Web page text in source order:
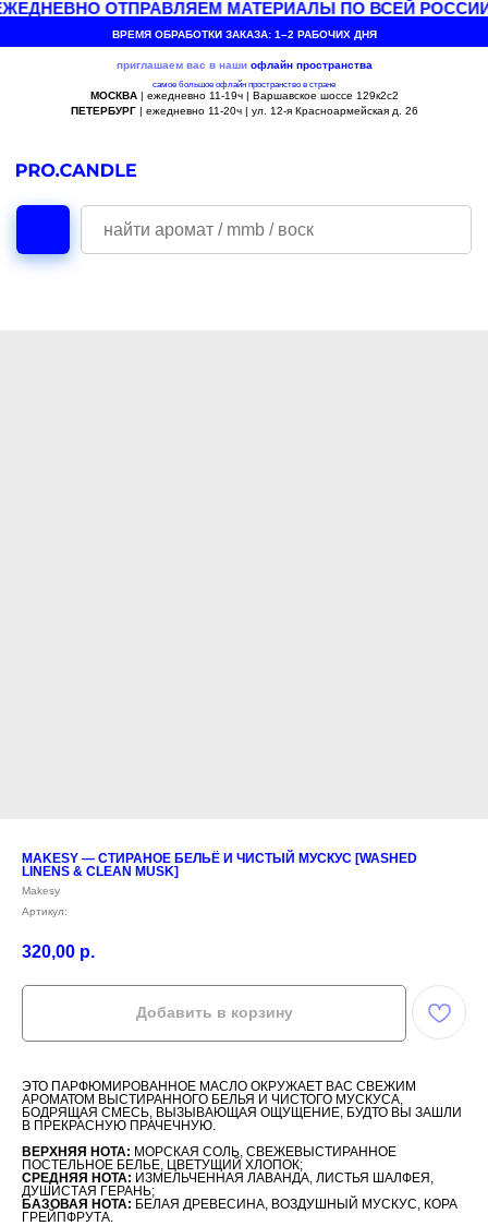
ОТПРАВЛЯЕМ МАТЕРИАЛЫ ПО ВСЕЙ РОССИИ
ВРЕМЯ ОБРАБОТКИ ЗАКАЗА: 1–2 РАБОЧИХ ДНЯ
приглашаем вас в наши офлайн пространства
самое большое офлайн пространство в стране
МОСКВА| ежедневно 11-19ч | Варшавское шоссе 129к2с2
ПЕТЕРБУРГ| ежедневно 11-20ч | ул. 12-я Красноармейская д. 26
MAKESY — СТИРАНОЕ БЕЛЬЁ И ЧИСТЫЙ МУСКУС [WASHED
LINENS & CLEAN MUSK]
Makesy
Артикул:
320,00 р.
Добавить в корзину
ЭТО ПАРФЮМИРОВАННОЕ МАСЛО ОКРУЖАЕТ ВАС СВЕЖИМ
АРОМАТОМ ВЫСТИРАННОГО БЕЛЬЯ И ЧИСТОГО МУСКУСА,
БОДРЯЩАЯ СМЕСЬ, ВЫЗЫВАЮЩАЯ ОЩУЩЕНИЕ, БУДТО ВЫ ЗАШЛИ
В ПРЕКРАСНУЮ ПРАЧЕЧНУЮ.
ВЕРХНЯЯ НОТА: МОРСКАЯ СОЛЬ, СВЕЖЕВЫСТИРАННОЕ
ПОСТЕЛЬНОЕ БЕЛЬЕ, ЦВЕТУЩИЙ ХЛОПОК;
СРЕДНЯЯ НОТА: ИЗМЕЛЬЧЕННАЯ ЛАВАНДА, ЛИСТЬЯ ШАЛФЕЯ,
ДУШИСТАЯ ГЕРАНЬ;
БАЗОВАЯ НОТА: БЕЛАЯ ДРЕВЕСИНА, ВОЗДУШНЫЙ МУСКУС, КОРА
ГРЕЙПФРУТА.